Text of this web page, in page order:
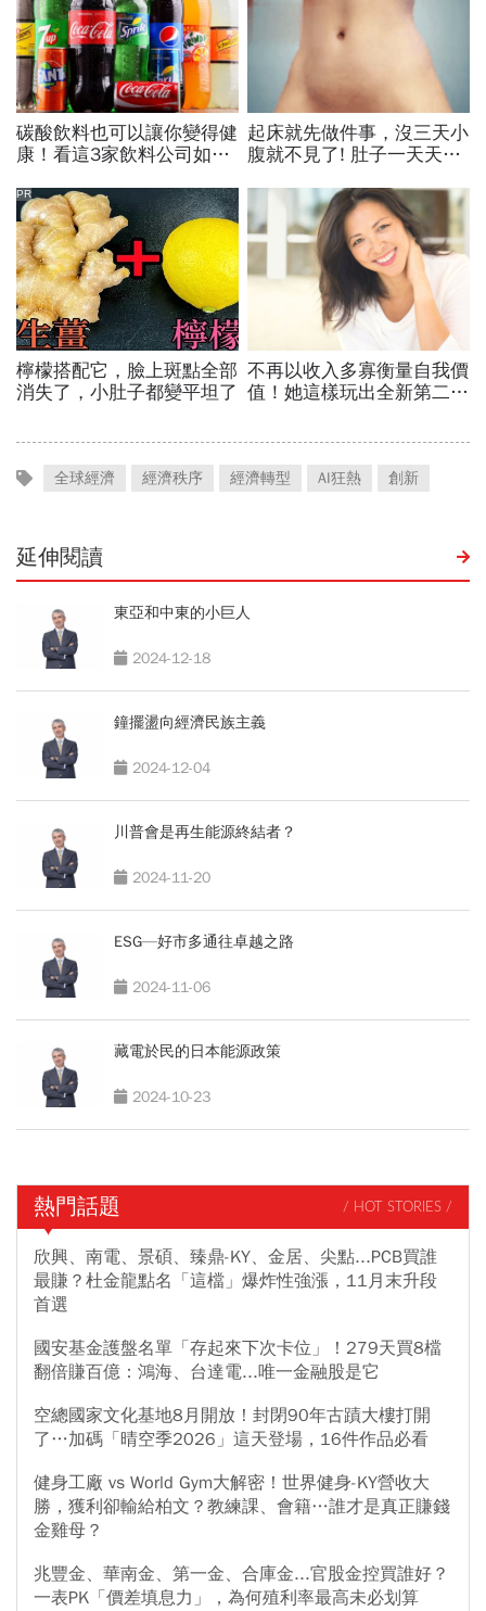
全球經濟 經濟秩序 經濟轉型 AI狂熱 創新
延伸閱讀
東亞和中東的小巨人
2024-12-18
鐘擺盪向經濟民族主義
2024-12-04
川普會是再生能源終結者？
2024-11-20
ESG—好市多通往卓越之路
2024-11-06
藏電於民的日本能源政策
2024-10-23
熱門話題 / HOT STORIES /
欣興、南電、景碩、臻鼎-KY、金居、尖點...PCB買誰
最賺？杜金龍點名「這檔」爆炸性強漲，11月末升段
首選
國安基金護盤名單「存起來下次卡位」！279天買8檔
翻倍賺百億：鴻海、台達電...唯一金融股是它
空總國家文化基地8月開放！封閉90年古蹟大樓打開
了…加碼「晴空季2026」這天登場，16件作品必看
健身工廠 vs World Gym大解密！世界健身-KY營收大
勝，獲利卻輸給柏文？教練課、會籍…誰才是真正賺錢
金雞母？
兆豐金、華南金、第一金、合庫金...官股金控買誰好？
一表PK「價差填息力」，為何殖利率最高未必划算